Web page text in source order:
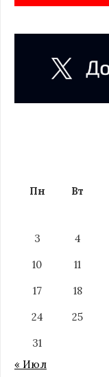
Пн Вт
3
4
10
11
17
18
24
25
31
« Июл